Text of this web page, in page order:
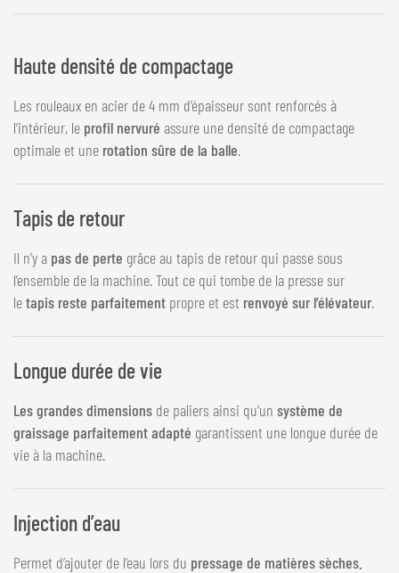
Haute densité de compactage
Les rouleaux en acier de 4 mm d’épaisseur sont renforcés à
l’intérieur, le profil nervuré assure une densité de compactage
optimale et une rotation sûre de la balle.
Tapis de retour
Il n’y a pas de perte grâce au tapis de retour qui passe sous
l’ensemble de la machine. Tout ce qui tombe de la presse sur
letapis reste parfaitement propre et est renvoyé sur l’élévateur.
Longue durée de vie
Les grandes dimensions de paliers ainsi qu’un système de
graissage parfaitement adapté garantissent une longue durée de
vie à la machine.
Injection d’eau
Permet d’ajouter de l’eau lors du pressage de matières sèches.